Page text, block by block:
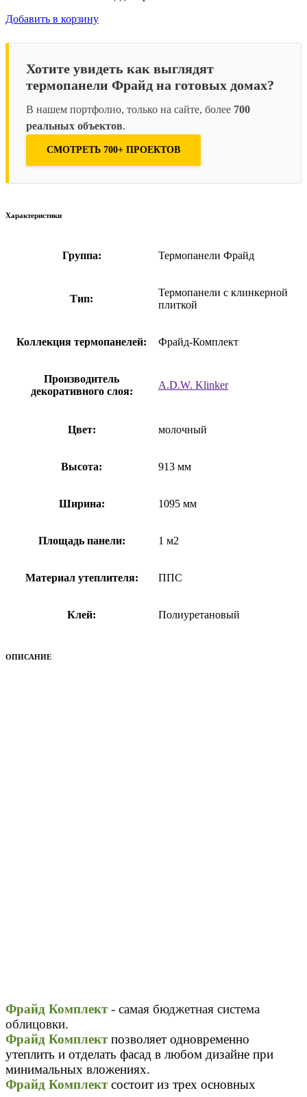
Добавить в корзину
Хотите увидеть как выглядят
термопанели Фрайд на готовых домах?
В нашем портфолио, только на сайте, более 700
реальных объектов.
СМОТРЕТЬ 700+ ПРОЕКТОВ
Характеристики
Группа: Термопанели Фрайд
Тип:
Термопанели с клинкерной
плиткой
Коллекция термопанелей: Фрайд-Комплект
Производитель
декоративного слоя:
A.D.W. Klinker
Цвет: молочный
Высота: 913 мм
Ширина: 1095 мм
Площадь панели: 1 м2
Материал утеплителя: ППС
Клей: Полиуретановый
ОПИСАНИЕ
Фрайд Комплект - самая бюджетная система
облицовки.
Фрайд Комплект позволяет одновременно
утеплить и отделать фасад в любом дизайне при
минимальных вложениях.
Фрайд Комплект состоит из трех основных